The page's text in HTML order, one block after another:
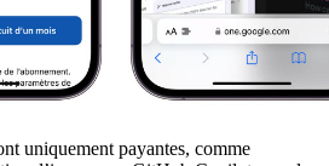
uniquement payantes, comme